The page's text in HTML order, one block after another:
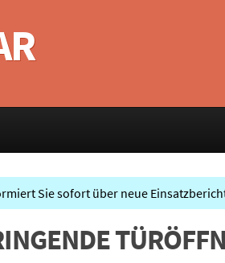
Sie sofort über neue